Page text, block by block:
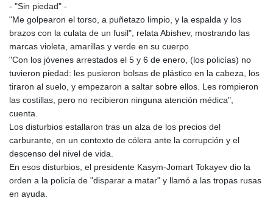
- "Sin piedad" -
"Me golpearon el torso, a puñetazo limpio, y la espalda y los
brazos con la culata de un fusil", relata Abishev, mostrando las
marcas violeta, amarillas y verde en su cuerpo.
"Con los jóvenes arrestados el 5 y 6 de enero, (los policías) no
tuvieron piedad: les pusieron bolsas de plástico en la cabeza, los
tiraron al suelo, y empezaron a saltar sobre ellos. Les rompieron
las costillas, pero no recibieron ninguna atención médica",
cuenta.
Los disturbios estallaron tras un alza de los precios del
carburante, en un contexto de cólera ante la corrupción y el
descenso del nivel de vida.
En esos disturbios, el presidente Kasym-Jomart Tokayev dio la
orden a la policía de "disparar a matar" y llamó a las tropas rusas
en ayuda.